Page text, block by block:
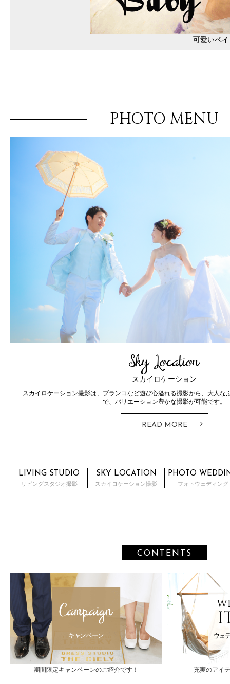
可愛いベ
PHOTO MENU
Sky Location
スカイロケーション
スカイロケーション撮影は、ブランコなど遊び心溢れる撮影から、大人な
で、バリエーション豊かな撮影が可能です。
READ MORE
LIVING STUDIO
リビングスタジオ撮影
SKY LOCATION
スカイロケーション撮影
PHOTO
フォトウェディング
CONTENTS
期間限定キャンペーンのご紹介です！ 充実のアイ